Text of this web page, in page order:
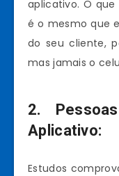
aplicativo. O
é o mesmo que
do seu cliente,
mas jamais o
2.
Aplicativo:
Estudos